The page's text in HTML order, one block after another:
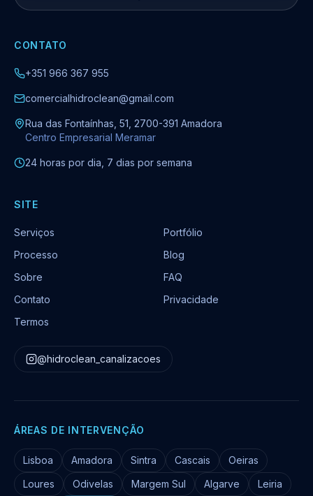
CONTATO
+351 966 367 955
comercialhidroclean@gmail.com
Rua das Fontaínhas, 51, 2700-391 Amadora
Centro Empresarial Meramar
24 horas por dia, 7 dias por semana
SITE
Serviços
Portfólio
Processo
Blog
Sobre
FAQ
Contato
Privacidade
Termos
@hidroclean_canalizacoes
ÁREAS DE INTERVENÇÃO
Lisboa Amadora Sintra Cascais
Oeiras
Loures
Odivelas Margem Sul Algarve Leiria